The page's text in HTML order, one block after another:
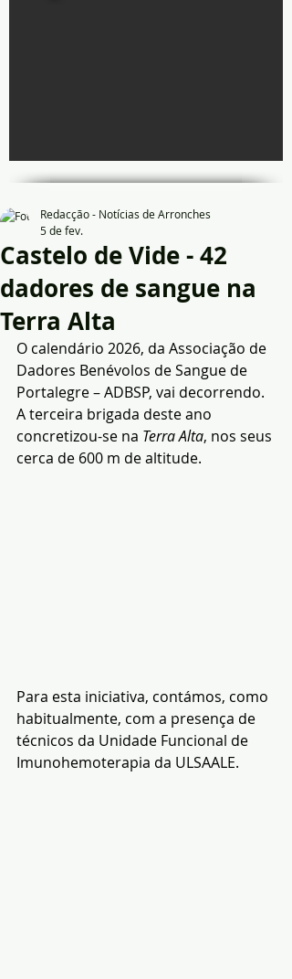
Castelo de Vide - 42
dadores de sangue na
Terra Alta
Redacção - Notícias de Arronches
5 de fev.
O calendário 2026, da Associação de
Dadores Benévolos de Sangue de
Portalegre – ADBSP, vai decorrendo.
A terceira brigada deste ano
concretizou-se na Terra Alta, nos seus
cerca de 600 m de altitude.
Para esta iniciativa, contámos, como
habitualmente, com a presença de
técnicos da Unidade Funcional de
Imunohemoterapia da ULSAALE.